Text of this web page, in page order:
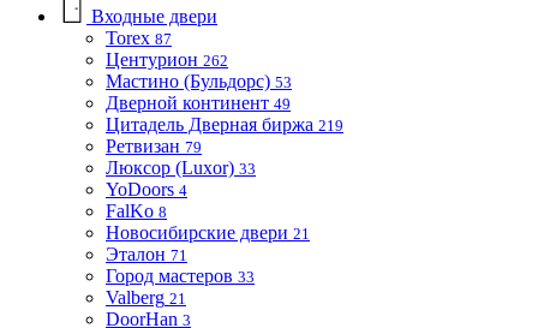
Входные двери
Torex 87
Центурион 262
Мастино (Бульдорс) 53
Дверной континент 49
Цитадель Дверная биржа 219
Ретвизан 79
Люксор (Luxor) 33
YoDoors 4
FalKo 8
Новосибирские двери 21
Эталон 71
Город мастеров 33
Valberg 21
DoorHan 3